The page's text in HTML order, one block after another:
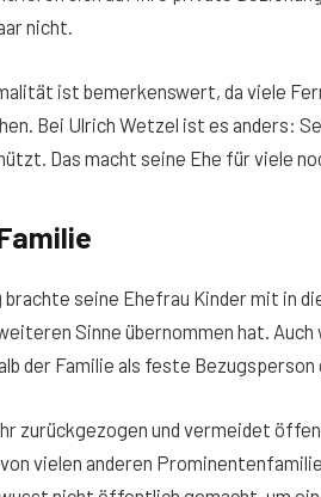
nicht.
ist bemerkenswert, da viele
Bei Ulrich Wetzel ist es anders:
Das macht seine Ehe für viele
brachte seine Ehefrau Kinder mit in
Sinne übernommen hat.
der Familie als feste Bezugsperson
zurückgezogen und vermeidet
vielen anderen